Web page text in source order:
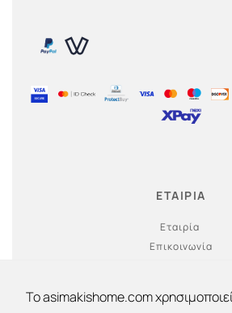
ΕΤΑΙΡΙΑ
Εταιρία
Επικοινωνία
To asimakishome.com